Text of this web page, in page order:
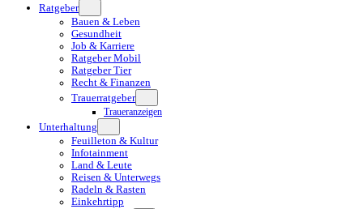
Ratgeber
Bauen & Leben
Gesundheit
Job & Karriere
Ratgeber Mobil
Ratgeber Tier
Recht & Finanzen
Trauerratgeber
Traueranzeigen
Unterhaltung
Feuilleton & Kultur
Infotainment
Land & Leute
Reisen & Unterwegs
Radeln & Rasten
Einkehrtipp